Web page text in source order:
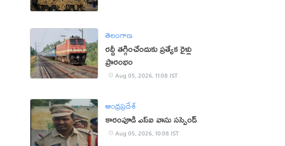
తెలంగాణ
రద్దీ తగ్గించేందుకు ప్రత్యేక రైళ్లు
ప్రారంభం
Aug 05, 2026, 11:08 IST
ఆంధ్రప్రదేశ్
కారంపూడి ఎస్ఐ వాసు స‌స్పెండ్‌
Aug 05, 2026, 10:08 IST